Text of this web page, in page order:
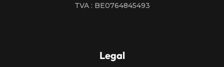
TVA : BE0764845493
Legal